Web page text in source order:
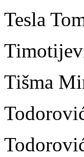
Tesla
Tišma